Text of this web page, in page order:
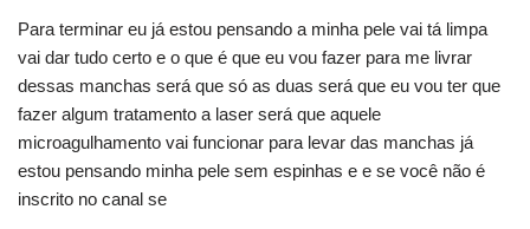
Para terminar eu já estou pensando a minha pele vai tá limpa
vai dar tudo certo e o que é que eu vou fazer para me livrar
dessas manchas será que só as duas será que eu vou ter que
fazer algum tratamento a laser será que aquele
microagulhamento vai funcionar para levar das manchas já
estou pensando minha pele sem espinhas e e se você não é
inscrito no canal se